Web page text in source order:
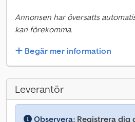
Annonsen har översatts
kan förekomma.
Begär mer information
Leverantör
Observera: Registrera dig